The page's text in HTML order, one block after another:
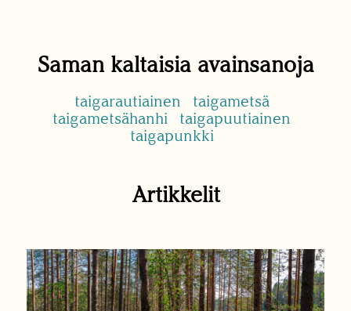
Saman kaltaisia avainsanoja
taigarautiainen
taigametsä
taigametsähanhi
taigapuutiainen
taigapunkki
Artikkelit